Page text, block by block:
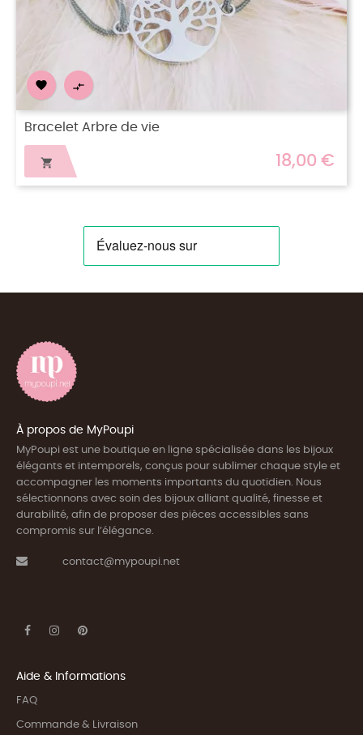
18,00 €
Bracelet Mandy
À propos de MyPoupi
MyPoupi est une boutique en ligne spécialisée dans les bijoux
élégants et intemporels, conçus pour sublimer chaque style et
accompagner les moments importants du quotidien. Nous
sélectionnons avec soin des bijoux alliant qualité, finesse et
durabilité, afin de proposer des pièces accessibles sans
compromis sur l’élégance.
contact@mypoupi.net
Aide & Informations
FAQ
Commande & Livraison